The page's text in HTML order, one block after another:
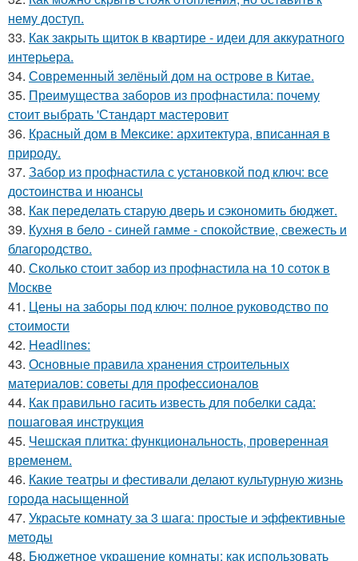
нему доступ.
33. Как закрыть щиток в квартире - идеи для аккуратного
интерьера.
34. Современный зелёный дом на острове в Китае.
35. Преимущества заборов из профнастила: почему
стоит выбрать 'Стандарт мастеровит
36. Красный дом в Мексике: архитектура, вписанная в
природу.
37. Забор из профнастила с установкой под ключ: все
достоинства и нюансы
38. Как переделать старую дверь и сэкономить бюджет.
39. Кухня в бело - синей гамме - спокойствие, свежесть и
благородство.
40. Сколько стоит забор из профнастила на 10 соток в
Москве
41. Цены на заборы под ключ: полное руководство по
стоимости
42. Headlines:
43. Основные правила хранения строительных
материалов: советы для профессионалов
44. Как правильно гасить известь для побелки сада:
пошаговая инструкция
45. Чешская плитка: функциональность, проверенная
временем.
46. Какие театры и фестивали делают культурную жизнь
города насыщенной
47. Украсьте комнату за 3 шага: простые и эффективные
методы
48. Бюджетное украшение комнаты: как использовать